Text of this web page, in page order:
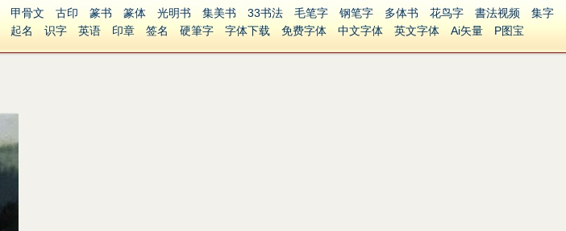
甲骨文 古印 篆书 篆体 光明书 集美书 33书法 毛笔字 钢笔字 多体书 花鸟字 書法视频
集字
起名 识字 英语 印章 签名 硬筆字 字体下载 免费字体 中文字体 英文字体 Ai矢量
P图宝